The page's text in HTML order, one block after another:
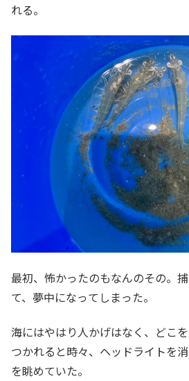
れる。
最初、怖かったのもなんのその。
て、夢中になってしまった。
海にはやはり人かげはなく、どこを
つかれると時々、ヘッドライトを
を眺めていた。